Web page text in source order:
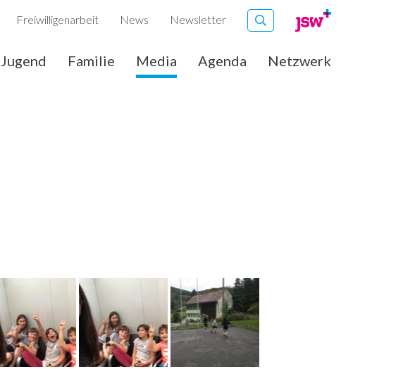
Freiwilligenarbeit News Newsletter
Jugend Familie Media Agenda Netzwerk